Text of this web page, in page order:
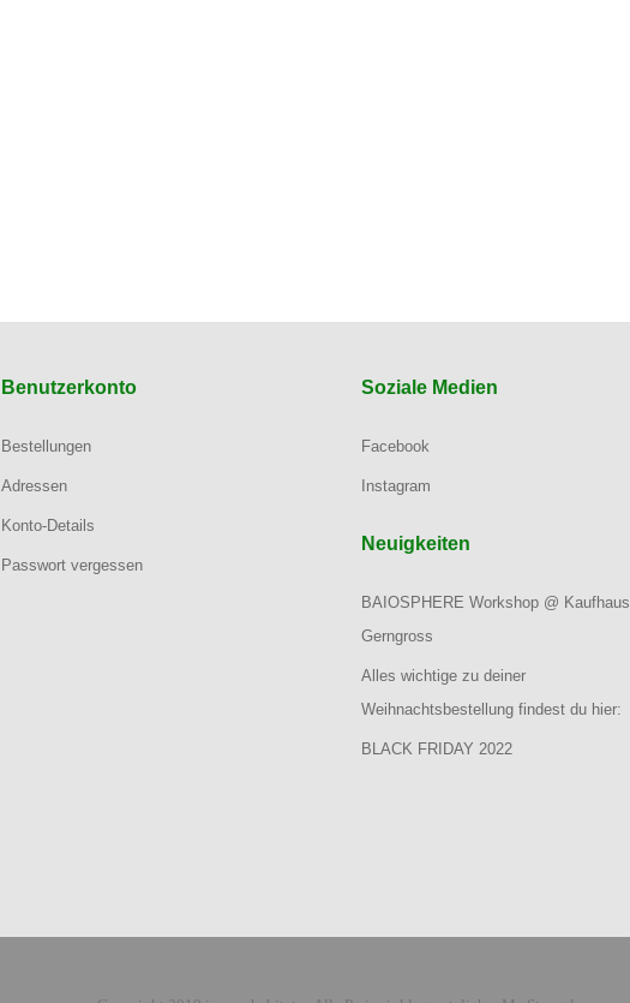
Benutzerkonto
Bestellungen
Adressen
Konto-Details
Passwort vergessen
Soziale Medien
Facebook
Instagram
Neuigkeiten
BAIOSPHERE Workshop @ Kaufhaus
Gerngross
Alles wichtige zu deiner
Weihnachtsbestellung findest du hier:
BLACK FRIDAY 2022